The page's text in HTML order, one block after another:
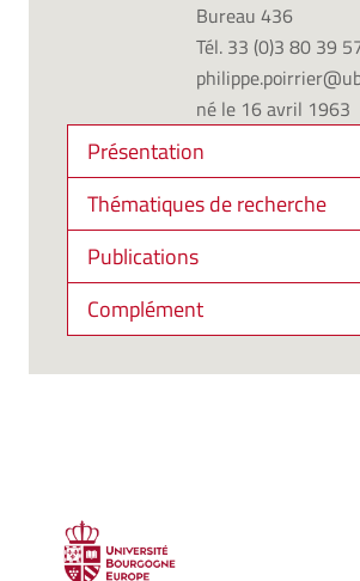
Bureau 436
Tél. 33 (0)3 80 39
né le 16 avril 1963
Présentation
Thématiques de recherche
Publications
Complément